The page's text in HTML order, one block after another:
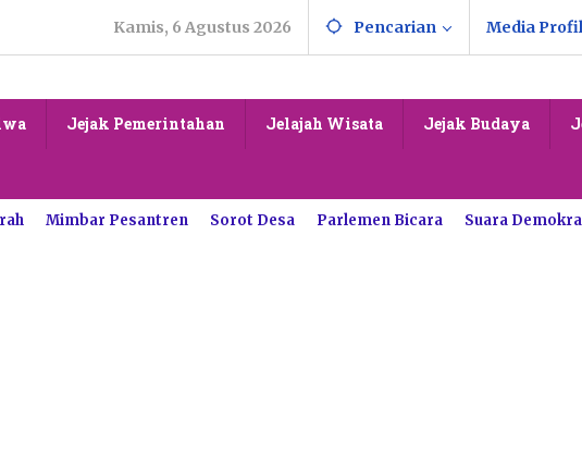
Kamis, 6 Agustus 2026 Pencarian Media
Jejak Pemerintahan Jelajah Wisata Jejak Budaya
Mimbar Pesantren Sorot Desa Parlemen Bicara Suara